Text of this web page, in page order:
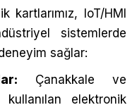
kartlarımız, IoT/HMI
sistemlerde
sağlar:
Çanakkale ve
elektronik